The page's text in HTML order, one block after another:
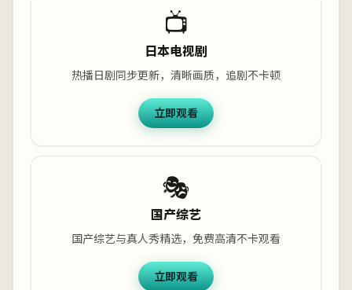
📺
日本电视剧
热播日剧同步更新，清晰画质，追剧不卡顿
立即观看
🎭
国产综艺
国产综艺与真人秀精选，免费高清不卡观看
立即观看